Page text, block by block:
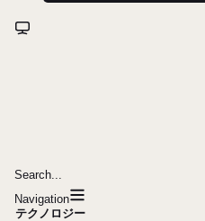
Search...
Navigation
テクノロジー